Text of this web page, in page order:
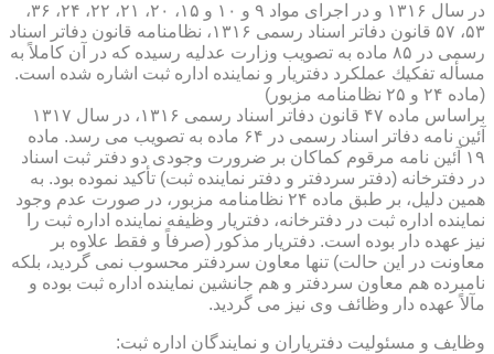
در سال ۱۳۱۶ و در اجرای مواد ۹ و ۱۰ و ۱۵، ۲۰، ۲۱، ۲۲، ۲۴، ۳۶،
۵۳، ۵۷ قانون دفاتر اسناد رسمی ۱۳۱۶، نظامنامه قانون دفاتر اسناد
رسمی در ۸۵ ماده به تصویب وزارت عدلیه رسیده كه در آن كاملاً به
مسأله تفكیك عملكرد دفتریار و نماینده اداره ثبت اشاره شده است.
(ماده ۲۴ و ۲۵ نظامنامه مزبور)
براساس ماده ۴۷ قانون دفاتر اسناد رسمی ۱۳۱۶، در سال ۱۳۱۷
آئین نامه دفاتر اسناد رسمی در ۶۴ ماده به تصویب می رسد. ماده
۱۹ آئین نامه مرقوم كماكان بر ضرورت وجودی دو دفتر ثبت اسناد
در دفترخانه (دفتر سردفتر و دفتر نماینده ثبت) تأكید نموده بود. به
همین دلیل، بر طبق ماده ۲۴ نظامنامه مزبور، در صورت عدم وجود
نماینده اداره ثبت در دفترخانه، دفتریار وظیفه نماینده اداره ثبت را
نیز عهده دار بوده است. دفتریار مذكور (صرفاً و فقط علاوه بر
معاونت در این حالت) تنها معاون سردفتر محسوب نمی گردید، بلكه
نامبرده هم معاون سردفتر و هم جانشین نماینده اداره ثبت بوده و
مآلاً عهده دار وظائف وی نیز می گردید.
وظایف و مسئولیت دفتریاران و نمایندگان اداره ثبت: